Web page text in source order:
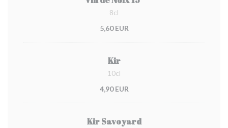
8cl
5,60 EUR
Kir
10cl
4,90 EUR
Kir Savoyard